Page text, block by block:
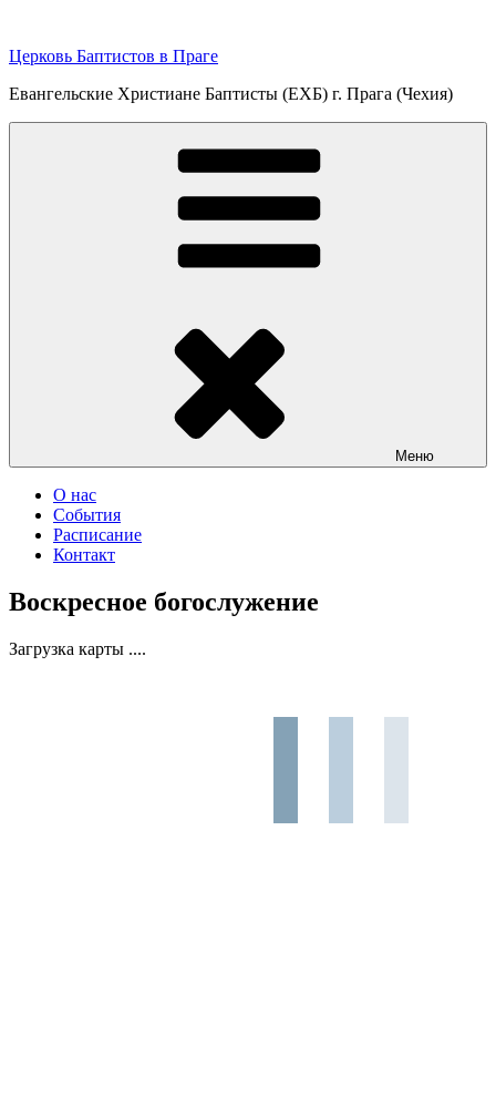
содержимому
Церковь Баптистов в Праге
Евангельские Христиане Баптисты (ЕХБ) г. Прага (Чехия)
Меню
О нас
События
Расписание
Контакт
Воскресное богослужение
Загрузка карты ....